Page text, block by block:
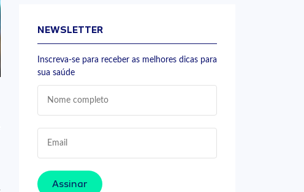
NEWSLETTER
Inscreva-se para receber as melhores dicas para
sua saúde
Assinar